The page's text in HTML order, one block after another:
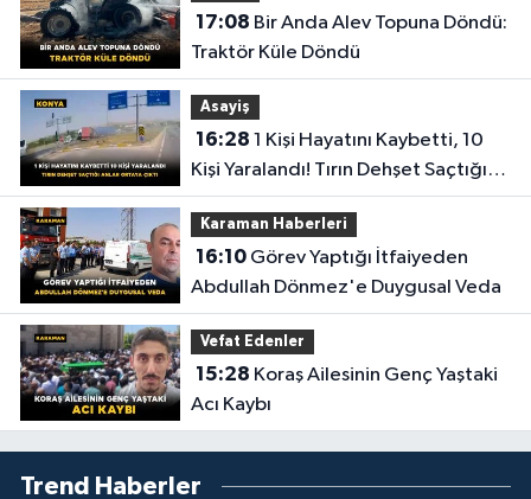
17:08
Traktör Küle Döndü
Asayiş
16:28
Kişi Yaralandı! Tırın Dehşet Saçtığı
Anlar Ortaya Çıktı
Karaman Haberleri
16:10Görev Yaptığı İtfaiyeden
Abdullah Dönmez'e Duygusal Veda
Vefat Edenler
15:28
Acı Kaybı
Trend Haberler